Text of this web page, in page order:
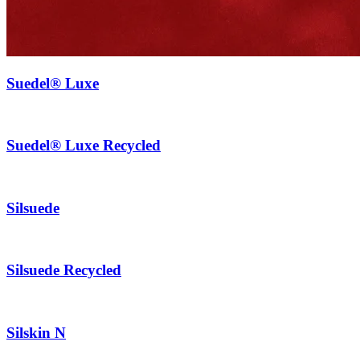
Suedel® Luxe
Suedel® Luxe Recycled
Silsuede
Silsuede Recycled
Silskin N